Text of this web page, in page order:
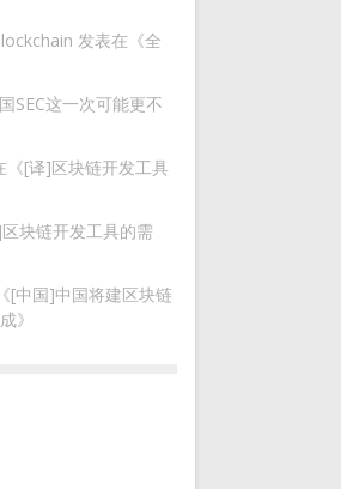
发表在《全
SEC这一次可能更不
《[译]区块链开发工具
块链开发工具的需
[中国]中国将建区块链
》